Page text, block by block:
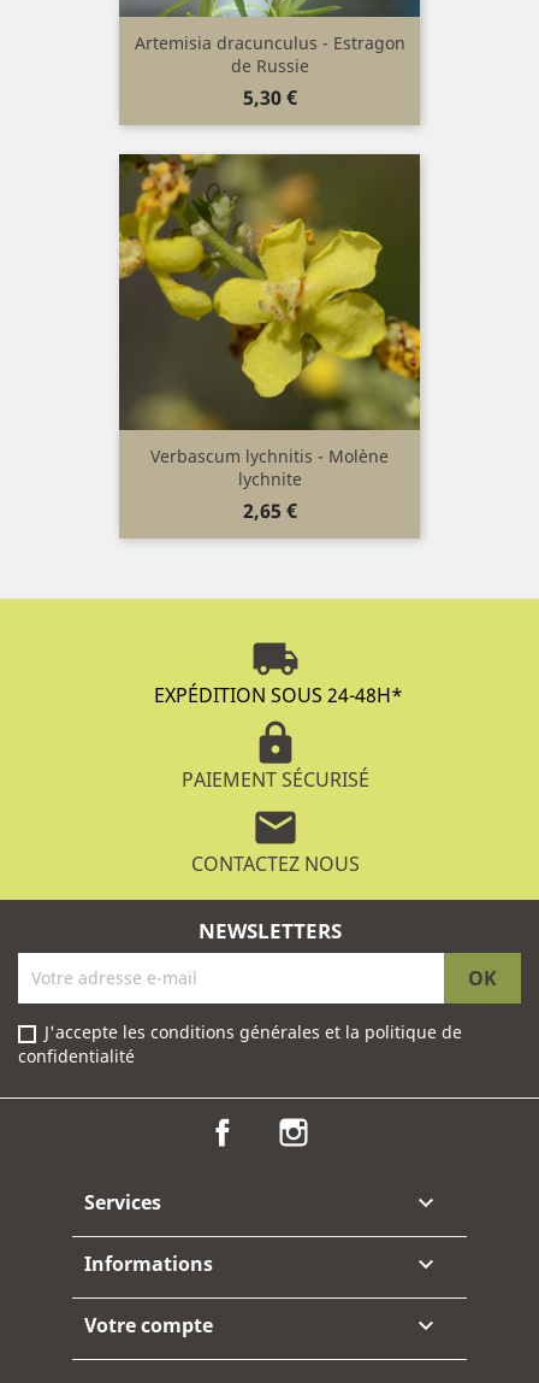
Artemisia dracunculus - Estragon
de Russie
Prix
5,30 €
Verbascum lychnitis - Molène
lychnite
Prix
2,65 €
local_shipping
EXPÉDITION SOUS 24-48H*
lock
PAIEMENT SÉCURISÉ
mail
CONTACTEZ NOUS
NEWSLETTERS
J'accepte les conditions générales et la politique de
confidentialité
Facebook
Services 
Informations 
Votre compte 